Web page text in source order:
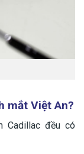
mắt Việt An?
Cadillac đều có